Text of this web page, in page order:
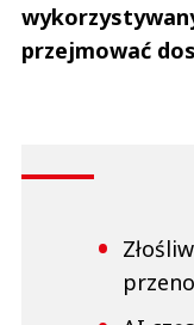
przejmować